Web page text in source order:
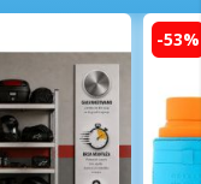
-53%